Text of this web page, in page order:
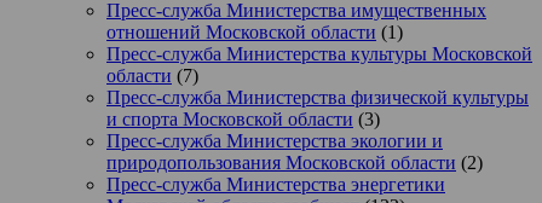
Пресс-служба Министерства имущественных
отношений Московской области (1)
Пресс-служба Министерства культуры Московской
области (7)
Пресс-служба Министерства физической культуры
и спорта Московской области (3)
Пресс-служба Министерства экологии и
природопользования Московской области (2)
Пресс-служба Министерства энергетики